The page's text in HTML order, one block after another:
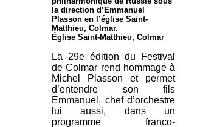
la direction d’Emmanuel
Plasson en l’église Saint-
Matthieu, Colmar.
Église Saint-Matthieu, Colmar
La 29e édition du Festival
de Colmar rend hommage à
Michel Plasson et permet
d’entendre son fils
Emmanuel, chef d’orchestre
lui aussi, dans un
programme franco-